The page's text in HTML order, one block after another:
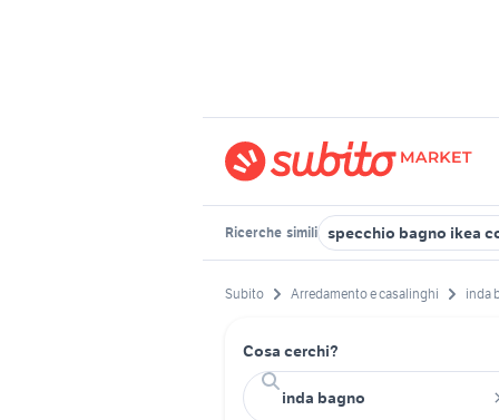
Ricerche simili specchio bagno ikea
Subito Arredamento e casalinghi inda
Cosa cerchi?